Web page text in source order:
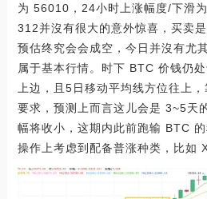
为 56010，24小时上涨幅度/下滑
312并沒有很大的意外惊喜，买卖
预估终究会会成空，今日并沒有尤
属于基本行情。时下 BTC 价钱仍
上边，且5日移动平均线方位往上
要求，预测上而言这儿会是 3~5天
幅将收小，这期内此前跑输 BTC
操作上考虑到配备普涨种类，比如